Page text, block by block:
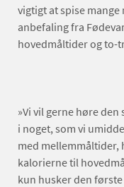
vigtigt at spise
anbefaling fra
hovedmåltider og to-
»Vi vil gerne høre
i noget, som vi
med mellemmåltider,
kalorierne til
kun husker den